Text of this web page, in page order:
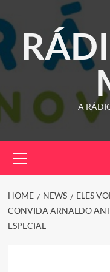
to
content
A
Menu
HOME NEWS
ELES
CONVIDA ARNALDO
ESPECIAL